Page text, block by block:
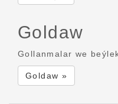
Goldaw
Gollanmalar we
Goldaw »